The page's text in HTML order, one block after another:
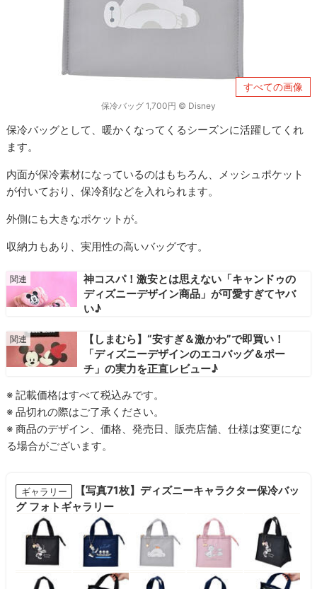
すべての画像
保冷バッグ 1,700円 © Disney
保冷バッグとして、暖かくなってくるシーズンに活躍してくれ
ます。
内面が保冷素材になっているのはもちろん、メッシュポケット
が付いており、保冷剤などを入れられます。
外側にも大きなポケットが。
収納力もあり、実用性の高いバッグです。
神コスパ！激安とは思えない「キャンドゥの
ディズニーデザイン商品」が可愛すぎてヤバ
い♪
【しまむら】“安すぎ＆激かわ”で即買い！
「ディズニーデザインのエコバッグ＆ポー
チ」の実力を正直レビュー♪
※ 記載価格はすべて税込みです。
※ 品切れの際はご了承ください。
※ 商品のデザイン、価格、発売日、販売店舗、仕様は変更にな
る場合がございます。
ギャラリー
【写真71枚】ディズニーキャラクター保冷バッ
グ フォトギャラリー